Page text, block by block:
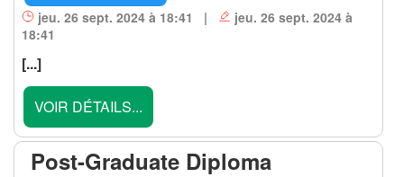
jeu. 26 sept. 2024 à 18:41 |
jeu. 26 sept. 2024 à
18:41
[...]
VOIR DÉTAILS...
Post-Graduate Diploma